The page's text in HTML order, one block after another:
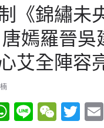
《錦繡未
嫣羅晉吳
艾全陣容
W Li W T